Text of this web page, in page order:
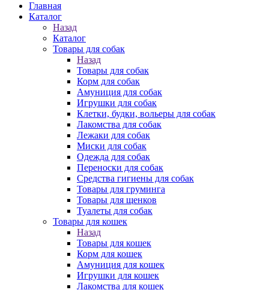
Главная
Каталог
Назад
Каталог
Товары для собак
Назад
Товары для собак
Корм для собак
Амуниция для собак
Игрушки для собак
Клетки, будки, вольеры для собак
Лакомства для собак
Лежаки для собак
Миски для собак
Одежда для собак
Переноски для собак
Средства гигиены для собак
Товары для груминга
Товары для щенков
Туалеты для собак
Товары для кошек
Назад
Товары для кошек
Корм для кошек
Амуниция для кошек
Игрушки для кошек
Лакомства для кошек